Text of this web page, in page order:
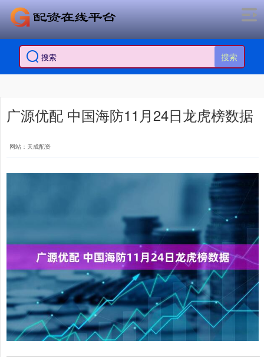
搜索
广源优配 中国海防11月24日龙虎榜数据
网站：天成配资